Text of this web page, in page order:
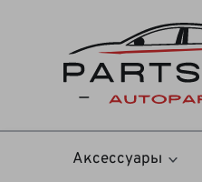
Аксессуары